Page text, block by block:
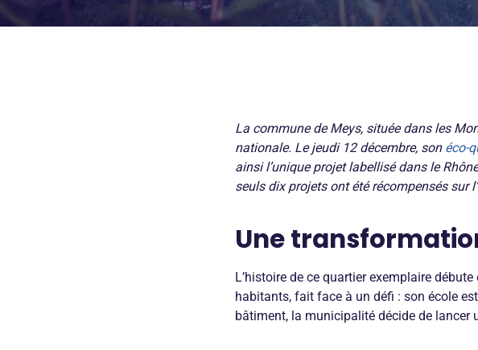
La commune de Meys, située dans les
nationale. Le jeudi 12 décembre, son éco-
ainsi l’unique projet labellisé dans le
seuls dix projets ont été récompensés sur
Une
L’histoire de ce quartier exemplaire
habitants, fait face à un défi : son école
bâtiment, la municipalité décide de lancer